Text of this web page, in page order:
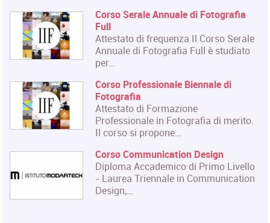
Corso Serale Annuale di Fotografia
Full
Attestato di frequenza Il Corso Serale
Annuale di Fotografia Full è studiato
per…
Corso Professionale Biennale di
Fotografia
Attestato di Formazione
Professionale in Fotografia di merito.
Il corso si propone…
Corso Communication Design
Diploma Accademico di Primo Livello
- Laurea Triennale in Communication
Design,…